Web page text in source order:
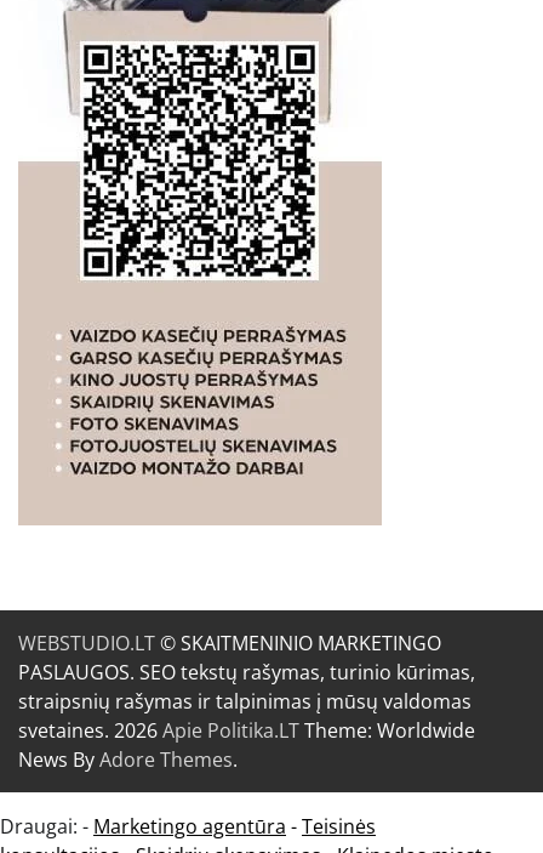
WEBSTUDIO.LT© SKAITMENINIO MARKETINGO
PASLAUGOS. SEO tekstų rašymas, turinio kūrimas,
straipsnių rašymas ir talpinimas į mūsų valdomas
svetaines. 2026Apie Politika.LTTheme: Worldwide
News ByAdore Themes.
Draugai: - Marketingo agentūra -Teisinės